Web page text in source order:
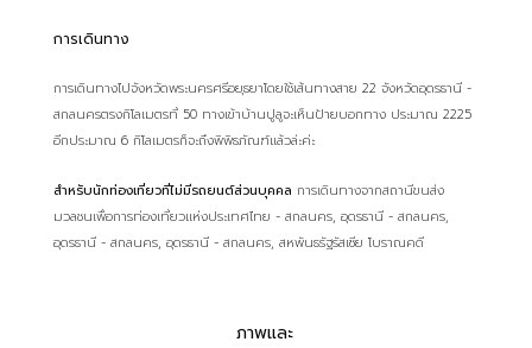
การเดินทาง
การเดินทางไปจังหวัดพระนครศรีอยุธยาโดยใช้เส้นทางสาย 22 จังหวัดอุดรธานี -
สกลนครตรงกิโลเมตรที่ 50 ทางเข้าบ้านปูลูจะเห็นป้ายบอกทาง ประมาณ 2225
อีกประมาณ 6 กิโลเมตรก็จะถึงพิพิธภัณฑ์แล้วล่ะค่ะ
สำหรับนักท่องเที่ยวที่ไม่มีรถยนต์ส่วนบุคคล การเดินทางจากสถานีขนส่ง
มวลชนเพื่อการท่องเที่ยวแห่งประเทศไทย - สกลนคร, อุดรธานี - สกลนคร,
อุดรธานี - สกลนคร, อุดรธานี - สกลนคร, สหพันธรัฐรัสเซีย โบราณคดี
ภาพและ